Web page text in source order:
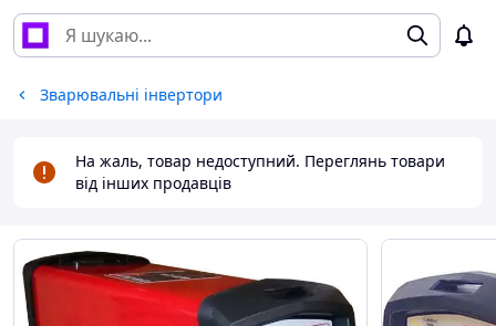
Зварювальні інвертори
На жаль, товар недоступний. Переглянь товари
від інших продавців